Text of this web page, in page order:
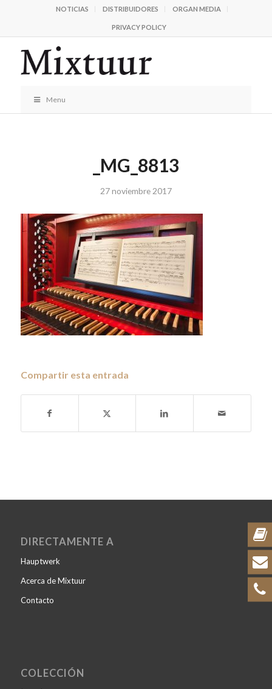
NOTICIAS DISTRIBUIDORES ORGAN MEDIA
PRIVACY POLICY
Menu
_MG_8813
27 noviembre 2017
Compartir esta entrada
DIRECTAMENTE A
Hauptwerk
Acerca de Mixtuur
Contacto
COLECCIÓN